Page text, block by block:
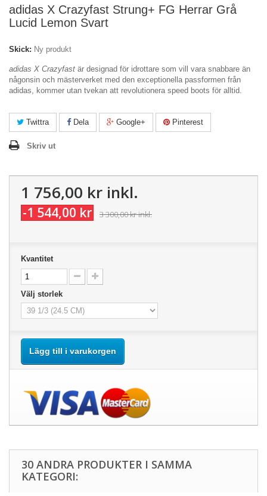
adidas X Crazyfast Strung+ FG Herrar Grå
Lucid Lemon Svart
Skick: Ny produkt
adidas X Crazyfast är designad för idrottare som vill vara snabbare än
någonsin och mästerverket med den exceptionella passformen från
adidas, kommer utan tvekan att revolutionera speed boots för alltid.
Twittra Dela Google+ Pinterest
Skriv ut
1 756,00 kr inkl.
-1 544,00 kr 3 300,00 krinkl.
Kvantitet
Välj storlek
Lägg till i varukorgen
30 ANDRA PRODUKTER I SAMMA
KATEGORI: